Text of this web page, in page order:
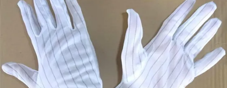
SITEMAP
PRIVACY
POLICY